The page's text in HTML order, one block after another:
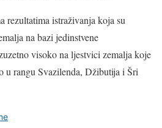
rezultatima istraživanja koja su
na bazi jedinstvene
visoko na ljestvici zemalja koje
u rangu Svazilenda, Džibutija i Šri